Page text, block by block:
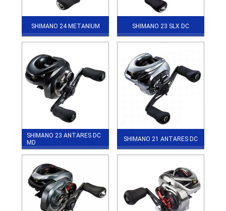
SHIMANO 24 METANIUM SHIMANO 23 SLX DC
SHIMANO 23 ANTARES DC
MD
SHIMANO 21 ANTARES DC